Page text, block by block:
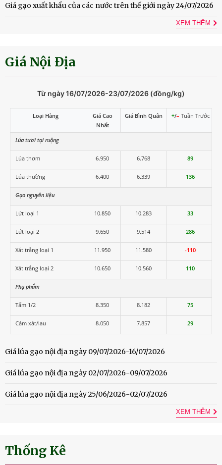
Giá gạo xuất khẩu của các nước trên thế giới ngày 24/07/2026
XEM THÊM
Giá Nội Địa
Từ ngày 16/07/2026-23/07/2026 (đồng/kg)
Loại Hàng
Giá Cao
Nhất
Giá Bình Quân +/– Tuần Trước
Lúa tươi tại ruộng
Lúa thơm 6.950 6.768 89
Lúa thường 6.400 6.339 136
Gạo nguyên liệu
Lứt loại 1 10.850 10.283 33
Lứt loại 2 9.650 9.514 286
Xát trắng loại 1 11.950 11.580 -110
Xát trắng loại 2 10.650 10.560 110
Phụ phẩm
Tấm 1/2 8.350 8.182 75
Cám xát/lau 8.050 7.857 29
Giá lúa gạo nội địa ngày 09/07/2026-16/07/2026
Giá lúa gạo nội địa ngày 02/07/2026-09/07/2026
Giá lúa gạo nội địa ngày 25/06/2026-02/07/2026
XEM THÊM
Thống Kê